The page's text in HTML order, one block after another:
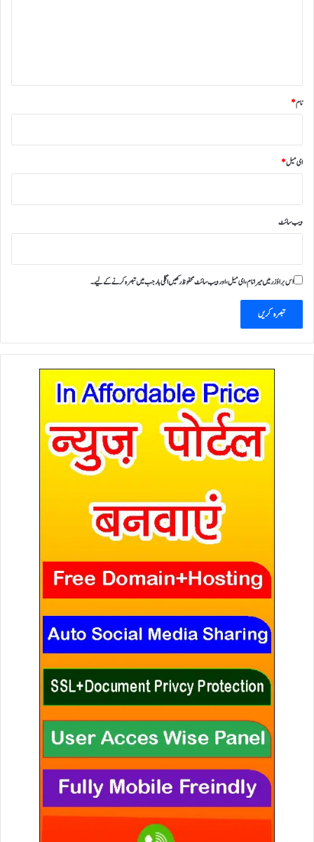
نام*
ای میل*
ویب‌ سائٹ
اس براؤزر میں میرا نام، ای میل، اور ویب سائٹ محفوظ رکھیں اگلی بار جب میں تبصرہ کرنے کےلیے۔